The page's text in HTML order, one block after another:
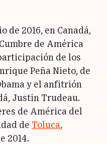
de 2016, en Canadá,
de América
de los
Peña Nieto, de
y el anfitrión
Justin Trudeau.
de América del
de Toluca,
2014.